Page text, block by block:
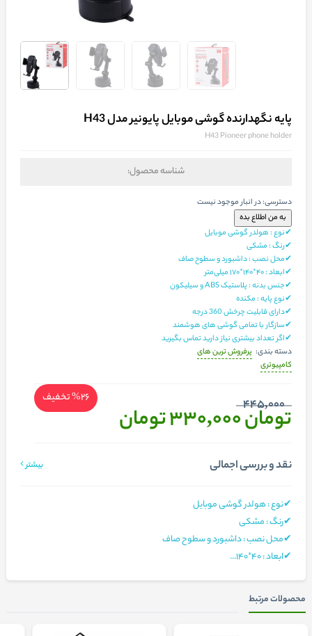
پایه نگهدارنده گوشی موبایل پایونیر مدل H43
H43 Pioneer phone holder
شناسه محصول:
دسترسی:در انبار موجود نیست
✔نوع : هولدر گوشی موبایل
✔رنگ : مشکی
✔محل نصب :داشبورد و سطوح صاف
✔ابعاد : ۴۰*۱۴۰*۱۷۰ میلی‌متر
✔جنس بدنه : پلاستیک ABS و سیلیکون
✔نوع پایه :مکنده
✔دارای قابلیت چرخش 360 درجه
✔سازگار با تمامی گوشی های هوشمند
✔اگر تعداد بیشتری نیاز دارید تماس بگیرید
دسته بندی: پرفروش ترین های
کامپیوتری
445,000
تومان 330,000 تومان
%26تخفیف
نقد و بررسی اجمالی بیشتر
✔نوع : هولدر گوشی موبایل
✔رنگ : مشکی
✔محل نصب :داشبورد و سطوح صاف
✔ابعاد : ۴۰*۱۴۰...
محصولات مرتبط